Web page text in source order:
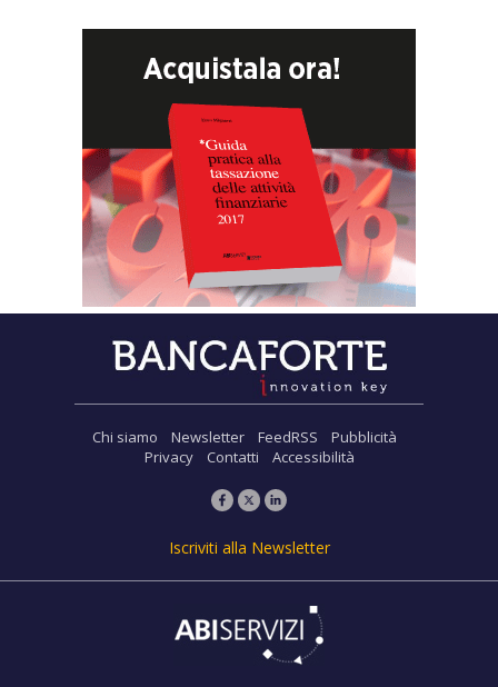
Chi siamo Newsletter FeedRSS
Pubblicità
Privacy
Contatti Accessibilità
Iscriviti alla Newsletter